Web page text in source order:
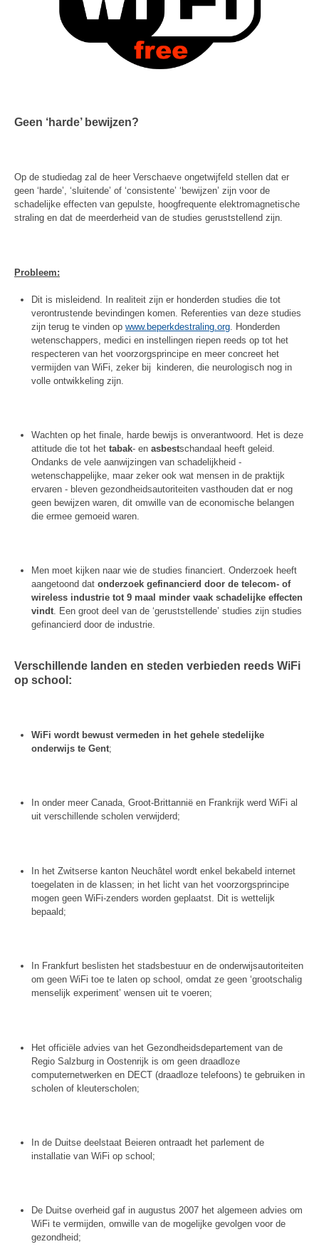
Geen ‘harde’ bewijzen?
Op de studiedag zal de heer Verschaeve ongetwijfeld stellen dat er
geen ‘harde’, ‘sluitende’ of ‘consistente’ ‘bewijzen’ zijn voor de
schadelijke effecten van gepulste, hoogfrequente elektromagnetische
straling en dat de meerderheid van de studies geruststellend zijn.
Probleem:
Dit is misleidend. In realiteit zijn er honderden studies die tot
verontrustende bevindingen komen. Referenties van deze studies
zijn terug te vinden op www.beperkdestraling.org . Honderden
wetenschappers, medici en instellingen riepen reeds op tot het
respecteren van het voorzorgsprincipe en meer concreet het
vermijden van WiFi, zeker bij kinderen, die neurologisch nog in
volle ontwikkeling zijn.
Wachten op het finale, harde bewijs is onverantwoord. Het is deze
attitude die tot het tabak- en asbestschandaal heeft geleid.
Ondanks de vele aanwijzingen van schadelijkheid -
wetenschappelijke, maar zeker ook wat mensen in de praktijk
ervaren - bleven gezondheidsautoriteiten vasthouden dat er nog
geen bewijzen waren, dit omwille van de economische belangen
die ermee gemoeid waren.
Men moet kijken naar wie de studies financiert. Onderzoek heeft
aangetoond dat onderzoek gefinancierd door de telecom- of
wireless industrie tot 9 maal minder vaak schadelijke effecten
vindt. Een groot deel van de ‘geruststellende’ studies zijn studies
gefinancierd door de industrie.
Verschillende landen en steden verbieden reeds WiFi
op school:
WiFi wordt bewust vermeden in het gehele stedelijke
onderwijs te Gent;
In onder meer Canada, Groot-Brittannië en Frankrijk werd WiFi al
uit verschillende scholen verwijderd;
In het Zwitserse kanton Neuchâtel wordt enkel bekabeld internet
toegelaten in de klassen; in het licht van het voorzorgsprincipe
mogen geen WiFi-zenders worden geplaatst. Dit is wettelijk
bepaald;
In Frankfurt beslisten het stadsbestuur en de onderwijsautoriteiten
om geen WiFi toe te laten op school, omdat ze geen ‘grootschalig
menselijk experiment’ wensen uit te voeren;
Het officiële advies van het Gezondheidsdepartement van de
Regio Salzburg in Oostenrijk is om geen draadloze
computernetwerken en DECT (draadloze telefoons) te gebruiken in
scholen of kleuterscholen;
In de Duitse deelstaat Beieren ontraadt het parlement de
installatie van WiFi op school;
De Duitse overheid gaf in augustus 2007 het algemeen advies om
WiFi te vermijden, omwille van de mogelijke gevolgen voor de
gezondheid;